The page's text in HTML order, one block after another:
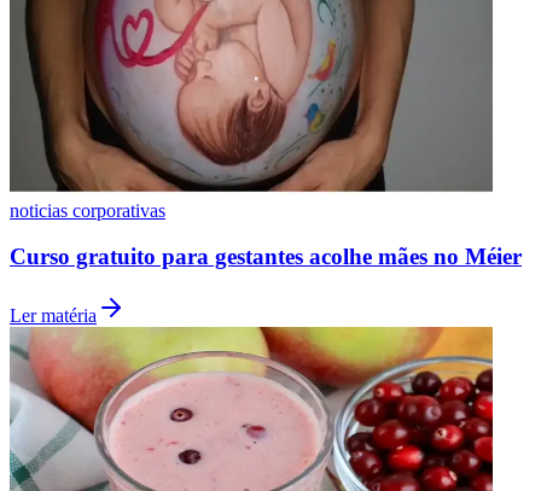
Flamengo
noticias corporativas
Curso gratuito para gestantes acolhe mães no Méier
Ler matéria